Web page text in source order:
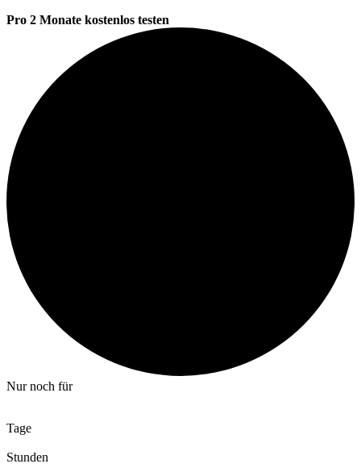
Pro 2 Monate kostenlos testen
Nur noch für
Tage
Stunden